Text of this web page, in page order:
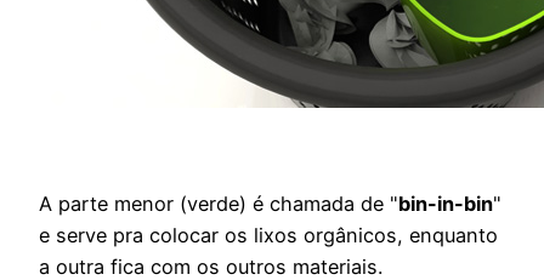
A parte menor (verde) é chamada de "bin-in-bin"
e serve pra colocar os lixos orgânicos, enquanto
a outra fica com os outros materiais.